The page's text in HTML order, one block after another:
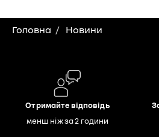
Головна Новини
Отримайте відповідь
менш ніж за 2 години